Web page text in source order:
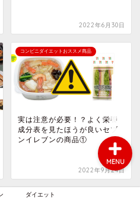
2022年6月30日
コンビニダイエットおススメ商品
実は注意が必要！？よく栄養
成分表を見たほうが良いセブ
ンイレブンの商品①
2022年9月24日
コンビニダイエットおススメ商品
ダイエット
MENU
ホーム
ナルトレーニング
ダイエット